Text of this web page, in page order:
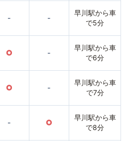
- -
早川駅から車
で5分
○ -
早川駅から車
で6分
○ -
早川駅から車
で7分
- ○
早川駅から車
で8分